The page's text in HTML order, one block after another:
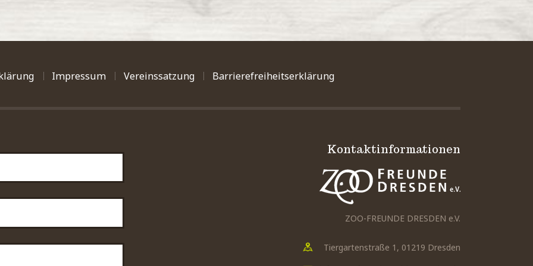
Impressum Vereinssatzung Barrierefreiheitserklärung
Kontaktinformationen
ZOO-FREUNDE DRESDEN e.V.
Tiergartenstraße 1, 01219 Dresden